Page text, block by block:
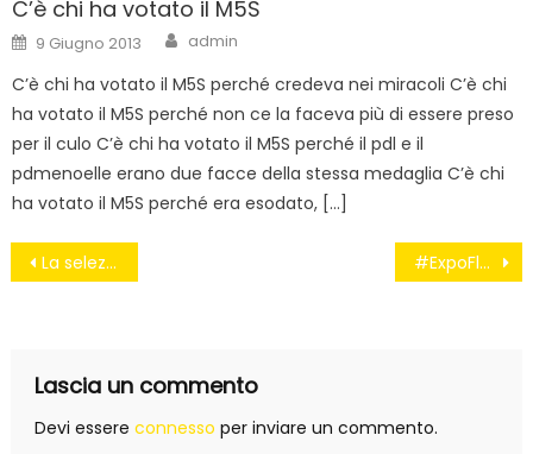
C’è chi ha votato il M5S
Posted
on
9 Giugno 2013 Author
admin
C’è chi ha votato il M5S perché credeva nei miracoli C’è chi
ha votato il M5S perché non ce la faceva più di essere preso
per il culo C’è chi ha votato il M5S perché il pdl e il
pdmenoelle erano due facce della stessa medaglia C’è chi
ha votato il M5S perché era esodato, […]
Navigazione
La selezione dei candidati del M5S alle politiche #ExpoFlop: i veri numeri
Lascia un commento
Devi essere connesso per inviare un commento.